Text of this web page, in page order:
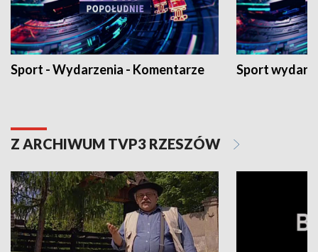
Sport - Wydarzenia - Komentarze Sport
Z ARCHIWUM TVP3 RZESZÓW